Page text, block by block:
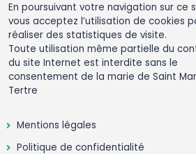
En poursuivant votre navigation sur ce
vous acceptez l’utilisation de cookies
réaliser des statistiques de visite.
Toute utilisation même partielle du
du site Internet est interdite sans le
consentement de la marie de Saint
Tertre
Mentions légales
Politique de confidentialité